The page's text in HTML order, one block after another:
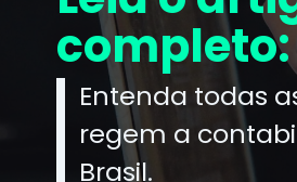
completo:
Entenda todas
regem a
Brasil.